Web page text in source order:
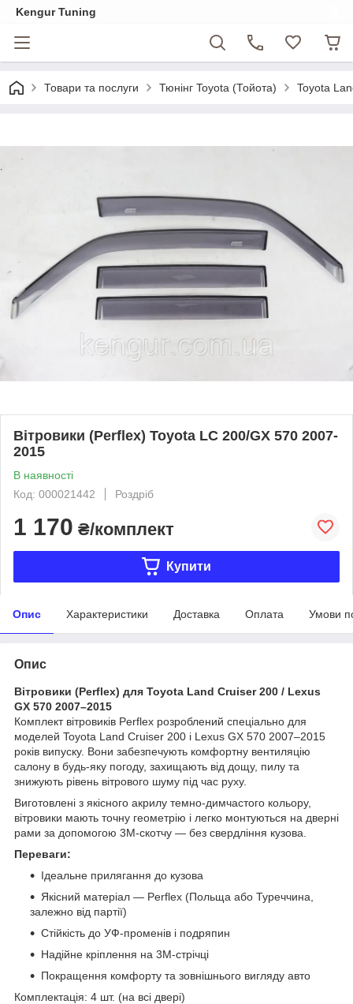
Kengur Tuning
Товари та послуги Тюнінг Toyota (Тойота) Toyota
Вітровики (Perflex) Toyota LC 200/GX 570 2007-
2015
В наявності
Код: 000021442
Роздріб
1 170 ₴/комплект
Купити
Опис Характеристики Доставка Оплата Умови
Опис
Вітровики (Perflex) для Toyota Land Cruiser 200 / Lexus
GX 570 2007–2015
Комплект вітровиків Perflex розроблений спеціально для
моделей Toyota Land Cruiser 200 і Lexus GX 570 2007–2015
років випуску. Вони забезпечують комфортну вентиляцію
салону в будь-яку погоду, захищають від дощу, пилу та
знижують рівень вітрового шуму під час руху.
Виготовлені з якісного акрилу темно-димчастого кольору,
вітровики мають точну геометрію і легко монтуються на дверні
рами за допомогою 3M-скотчу — без свердління кузова.
Переваги:
Ідеальне прилягання до кузова
Якісний матеріал — Perflex (Польща або Туреччина,
залежно від партії)
Стійкість до УФ-променів і подряпин
Надійне кріплення на 3M-стрічці
Покращення комфорту та зовнішнього вигляду авто
Комплектація: 4 шт. (на всі двері)